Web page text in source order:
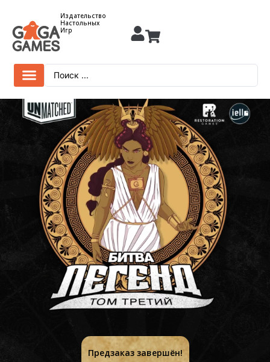
Издательство
Настольных
Игр
Предзаказ завершён!